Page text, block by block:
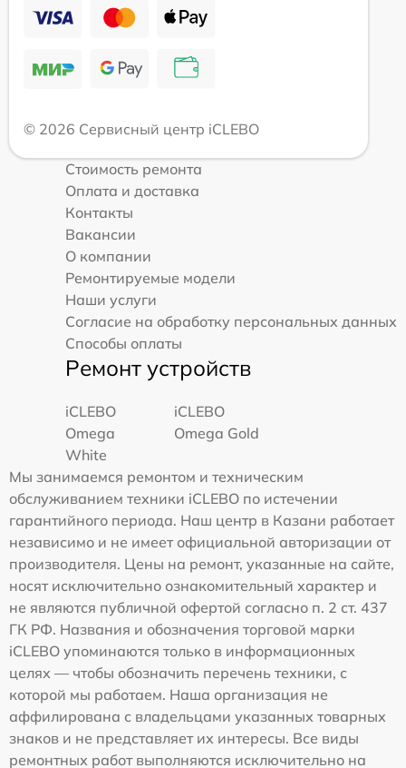
© 2026 Сервисный центр iCLEBO
Стоимость ремонта
Оплата и доставка
Контакты
Вакансии
О компании
Ремонтируемые модели
Наши услуги
Согласие на обработку персональных данных
Способы оплаты
Ремонт устройств
iCLEBO
Omega
White
iCLEBO
Omega Gold
Мы занимаемся ремонтом и техническим
обслуживанием техники iCLEBO по истечении
гарантийного периода. Наш центр в Казани работает
независимо и не имеет официальной авторизации от
производителя. Цены на ремонт, указанные на сайте,
носят исключительно ознакомительный характер и
не являются публичной офертой согласно п. 2 ст. 437
ГК РФ. Названия и обозначения торговой марки
iCLEBO упоминаются только в информационных
целях — чтобы обозначить перечень техники, с
которой мы работаем. Наша организация не
аффилирована с владельцами указанных товарных
знаков и не представляет их интересы. Все виды
ремонтных работ выполняются исключительно на